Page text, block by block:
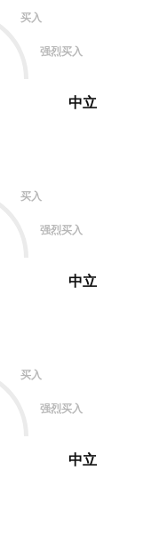
买入
强烈买入
中立
买入
强烈买入
中立
买入
强烈买入
中立